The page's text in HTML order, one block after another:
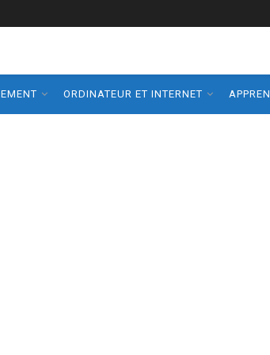
ORDINATEUR ET INTERNET